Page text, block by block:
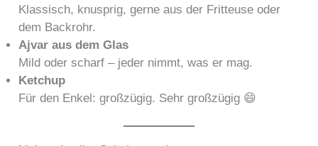
Klassisch, knusprig, gerne aus der Fritteuse oder
dem Backrohr.
Ajvar aus dem Glas
Mild oder scharf – jeder nimmt, was er mag.
Ketchup
Für den Enkel: großzügig. Sehr großzügig 😄